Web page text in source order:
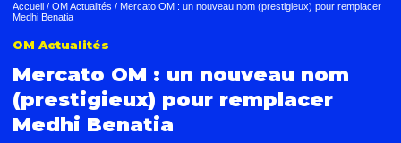
Accueil / OM Actualités / Mercato OM : un nouveau nom (prestigieux) pour remplacer
Medhi Benatia
OM Actualités
Mercato OM : un nouveau nom
(prestigieux) pour remplacer
Medhi Benatia